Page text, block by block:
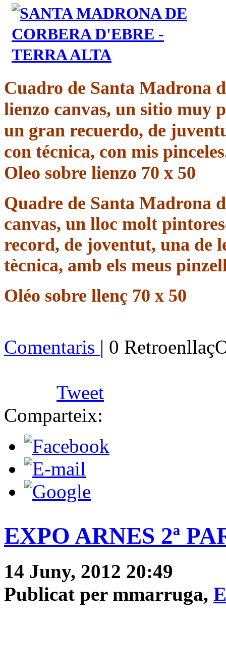
Cuadro de Santa Madrona
lienzo canvas, un sitio muy
un gran recuerdo, de
con técnica, con mis
Oleo sobre lienzo 70 x 50
Quadre de Santa Madrona
canvas, un lloc molt
record, de joventut, una de
tècnica, amb els meus
Oléo sobre llenç 70 x 50
Comentaris | 0
Tweet
Comparteix:
EXPO ARNES 2ª
14 Juny, 2012 20:49
Publicat per mmarruga,